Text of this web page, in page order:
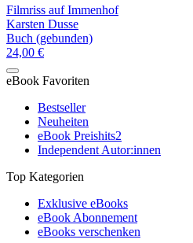
Filmriss auf Immenhof
Karsten Dusse
Buch (gebunden)
24,00 €
eBook Favoriten
Bestseller
Neuheiten
eBook Preishits2
Independent Autor:innen
Top Kategorien
Exklusive eBooks
eBook Abonnement
eBooks verschenken